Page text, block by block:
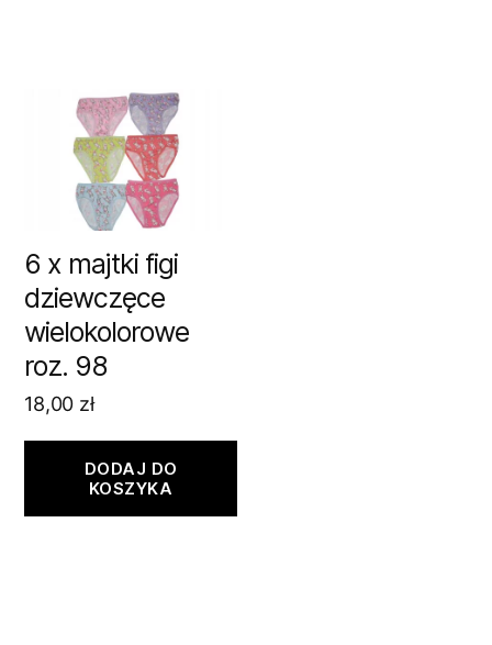
6 x majtki figi
dziewczęce
wielokolorowe
roz. 98
18,00 zł
DODAJ DO
KOSZYKA